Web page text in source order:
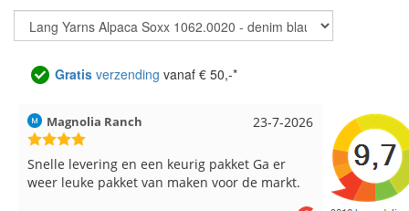
Gratis verzending vanaf € 50,-*
23-7-2026
Magnolia Ranch
Snelle levering en een keurig pakket Ga er
weer leuke pakket van maken voor de markt.
Hilde uit
Reeds
de service.